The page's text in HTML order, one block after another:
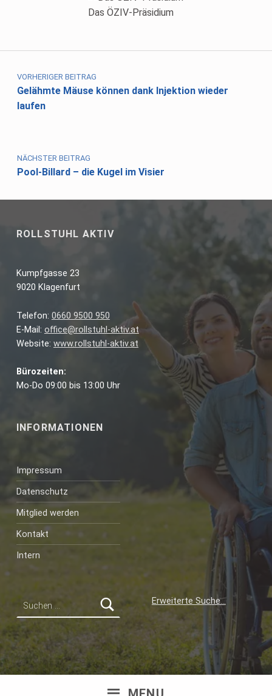
Das ÖZIV-Präsidium
Beitragsnavigation
VORHERIGER BEITRAG
Gelähmte Mäuse können dank Injektion wieder
laufen
NÄCHSTER BEITRAG
Pool-Billard – die Kugel im Visier
ROLLSTUHL AKTIV
Kumpfgasse 23
9020 Klagenfurt
Telefon: 0660 9500 950
E-Mail: office@rollstuhl-aktiv.at
Website: www.rollstuhl-aktiv.at
Bürozeiten:
Mo-Do 09:00 bis 13:00 Uhr
INFORMATIONEN
Impressum
Datenschutz
Mitglied werden
Kontakt
Intern
Erweiterte Suche…